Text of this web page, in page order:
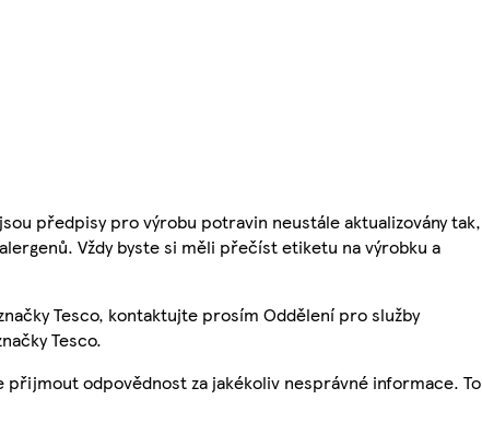
předpisy pro výrobu potravin neustále aktualizovány tak,
Vždy byste si měli přečíst etiketu na výrobku a
Tesco, kontaktujte prosím Oddělení pro služby
Tesco.
odpovědnost za jakékoliv nesprávné informace. To